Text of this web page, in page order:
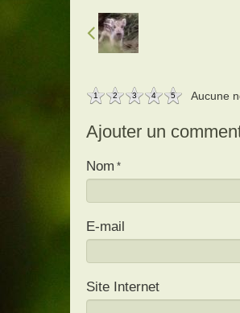
1 2 3 4 5 Aucune
Ajouter un
Nom
E-mail
Site Internet